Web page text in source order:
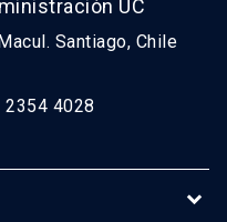
UC
Santiago, Chile
4028